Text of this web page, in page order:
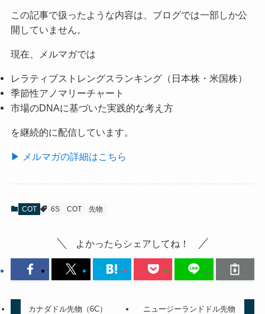
この記事で扱ったような内容は、ブログでは一部しか公
開していません。
現在、メルマガでは
レラティブストレングスランキング（日本株・米国株）
季節性アノマリーチャート
市場のDNAに基づいた実践的な考え方
を継続的に配信しています。
▶ メルマガの詳細はこちら
COT 6S COT 先物
よかったらシェアしてね！
カナダドル先物（6C）
ニュージーランドドル先物